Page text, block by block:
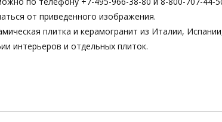
от приведенного изображения.
плитка и керамогранит из Италии,
интерьеров и отдельных плиток.